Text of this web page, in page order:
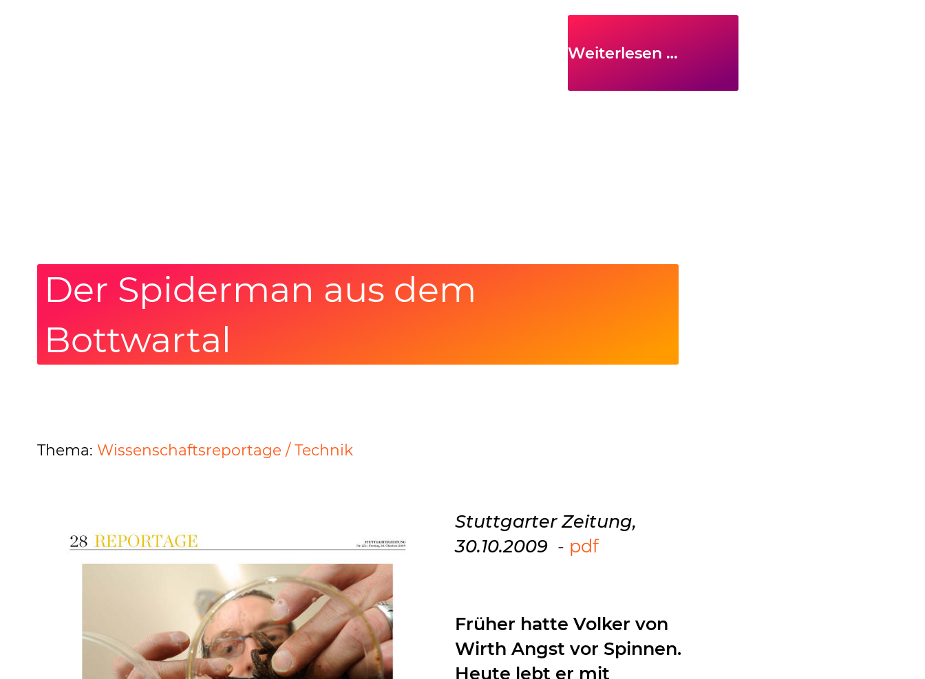
Weiterlesen …
Der Spiderman aus dem
Bottwartal
Thema: Wissenschaftsreportage / Technik
Stuttgarter Zeitung,
30.10.2009- pdf
Früher hatte Volker von
Wirth Angst vor Spinnen.
Heute lebt er mit